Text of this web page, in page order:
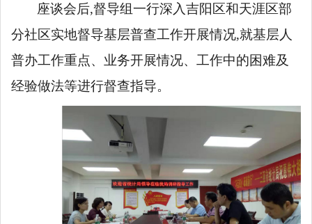
座谈会后,督导组一行深入吉阳区和天涯区部
分社区实地督导基层普查工作开展情况,就基层人
普办工作重点、业务开展情况、工作中的困难及
经验做法等进行督查指导。